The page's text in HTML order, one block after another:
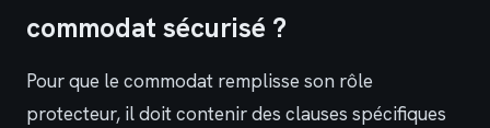
commodat sécurisé ?
Pour que le commodat remplisse son rôle
protecteur, il doit contenir des clauses spécifiques